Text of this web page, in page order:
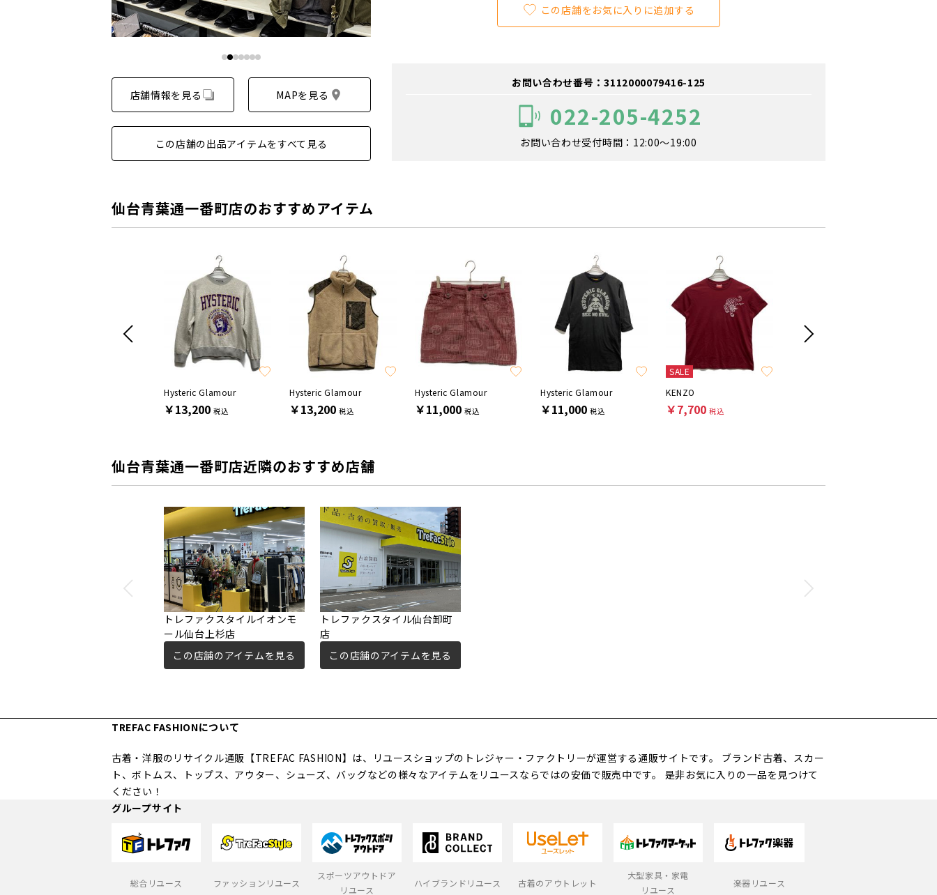
店舗情報を見る MAPを見る
この店舗の出品アイテムをすべて見る
この店舗をお気に入りに追加する
お問い合わせ番号：3112000079416-125
022-205-4252
お問い合わせ受付時間：12:00～19:00
仙台青葉通一番町店のおすすめアイテム
Hysteric Glamour
￥13,200 税込
Hysteric Glamour
￥13,200 税込
Hysteric Glamour
￥11,000 税込
Hysteric Glamour
￥11,000 税込
SALE
KENZO
￥7,700 税込
仙台青葉通一番町店近隣のおすすめ店舗
トレファクスタイルイオンモ
ール仙台上杉店
この店舗のアイテムを見る
トレファクスタイル仙台卸町
店
この店舗のアイテムを見る
TREFAC FASHIONについて
古着・洋服のリサイクル通販【TREFAC FASHION】は、リユースショップのトレジャー・ファクトリーが運営する通販サイトです。 ブランド古着、スカー
ト、ボトムス、トップス、アウター、シューズ、バッグなどの様々なアイテムをリユースならではの安価で販売中です。 是非お気に入りの一品を見つけて
ください！
グループサイト
総合リユース ファッションリユース
スポーツアウトドア
リユース
ハイブランドリユース 古着のアウトレット
大型家具・家電
リユース
楽器リユース